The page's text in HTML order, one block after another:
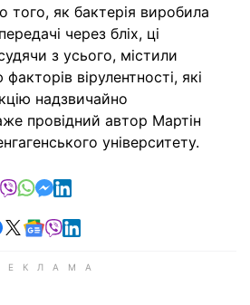
як бактерія виробила
через бліх, ці
з усього, містили
вірулентності, які
надзвичайно
провідний автор Мартін
університету.
у Telegram
у Facebook
поділитись у X
відправити у Viber
відправити у Whatsapp
відправити у Messenger
відправити у LinkedIn
у Telegram
Читайте у Facebook
Читайте у X
Читайте у Google news
Читайте у Viber
Читайте у LinkedIn